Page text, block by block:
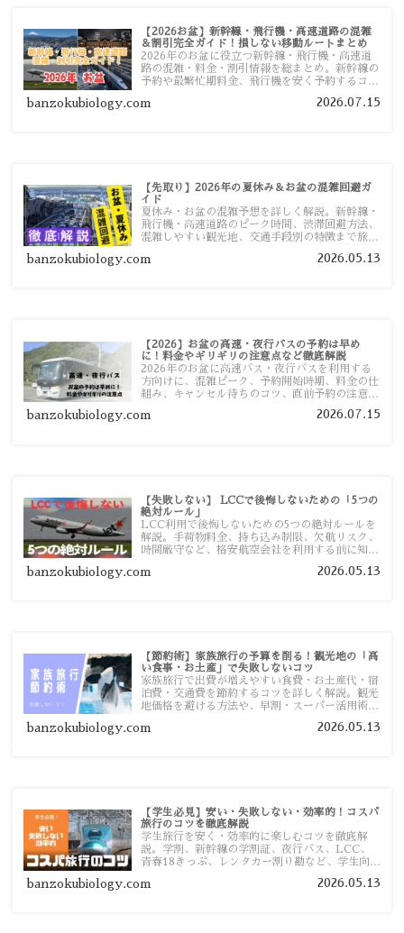
【2026お盆】新幹線・飛行機・高速道路の混雑
＆割引完全ガイド！損しない移動ルートまとめ
2026年のお盆に役立つ新幹線・飛行機・高速道
路の混雑・料金・割引情報を総まとめ。新幹線の
予約や最繁忙期料金、飛行機を安く予約するコ
い移動方法を分かりやすく解説します。
banzokubiology.com 2026.07.15
【先取り】2026年の夏休み＆お盆の混雑回避ガ
イド
夏休み・お盆の混雑予想を詳しく解説。新幹線・
飛行機・高速道路のピーク時間、渋滞回避方法、
混雑しやすい観光地、交通手段別の特徴まで旅行
banzokubiology.com 2026.05.13
【2026】お盆の高速・夜行バスの予約は早め
に！料金やギリギリの注意点など徹底解説
2026年のお盆に高速バス・夜行バスを利用する
方向けに、混雑ピーク、予約開始時期、料金の仕
組み、キャンセル待ちのコツ、直前予約の注意点
banzokubiology.com 2026.07.15
【失敗しない】 LCCで後悔しないための「5つの
絶対ルール」
LCC利用で後悔しないための5つの絶対ルールを
解説。手荷物料金、持ち込み制限、欠航リスク、
時間厳守など、格安航空会社を利用する前に知っ
す。
banzokubiology.com 2026.05.13
【節約術】家族旅行の予算を削る！観光地の「高
い食事・お土産」で失敗しないコツ
家族旅行で出費が増えやすい食費・お土産代・宿
泊費・交通費を節約するコツを詳しく解説。観光
地価格を避ける方法や、早割・スーパー活用術、
banzokubiology.com 2026.05.13
【学生必見】安い・失敗しない・効率的！コスパ
旅行のコツを徹底解説
学生旅行を安く・効率的に楽しむコツを徹底解
説。学割、新幹線の学割証、夜行バス、LCC、
青春18きっぷ、レンタカー割り勘など、学生向け
banzokubiology.com 2026.05.13